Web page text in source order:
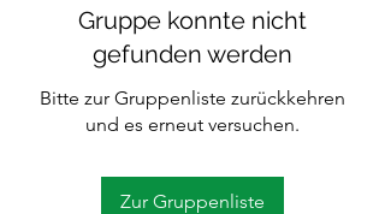
Gruppe konnte nicht
gefunden werden
Bitte zur Gruppenliste zurückkehren
und es erneut versuchen.
Zur Gruppenliste